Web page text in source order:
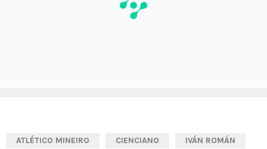
ATLÉTICO MINEIRO CIENCIANO IVÁN ROMÁN